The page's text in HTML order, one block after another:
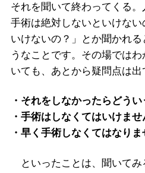
それを聞いて終わってくる
手術は絶対しないといけな
いけないの？」とか聞かれ
うなことです。その場では
いても、あとから疑問点は出
・それをしなかったらどう
・手術はしなくてはいけませ
・早く手術しなくてはなり
といったことは、聞いてみ